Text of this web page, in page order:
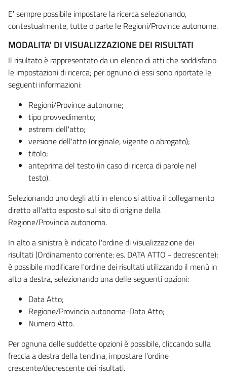
E' sempre possibile impostare la ricerca selezionando,
contestualmente, tutte o parte le Regioni/Province autonome.
MODALITA' DI VISUALIZZAZIONE DEI RISULTATI
Il risultato è rappresentato da un elenco di atti che soddisfano
le impostazioni di ricerca; per ognuno di essi sono riportate le
seguenti informazioni:
Regioni/Province autonome;
tipo provvedimento;
estremi dell'atto;
versione dell'atto (originale, vigente o abrogato);
titolo;
anteprima del testo (in caso di ricerca di parole nel
testo).
Selezionando uno degli atti in elenco si attiva il collegamento
diretto all'atto esposto sul sito di origine della
Regione/Provincia autonoma.
In alto a sinistra è indicato l'ordine di visualizzazione dei
risultati (Ordinamento corrente: es. DATA ATTO - decrescente);
è possibile modificare l'ordine dei risultati utilizzando il menù in
alto a destra, selezionando una delle seguenti opzioni:
Data Atto;
Regione/Provincia autonoma-Data Atto;
Numero Atto.
Per ognuna delle suddette opzioni è possibile, cliccando sulla
freccia a destra della tendina, impostare l'ordine
crescente/decrescente dei risultati.